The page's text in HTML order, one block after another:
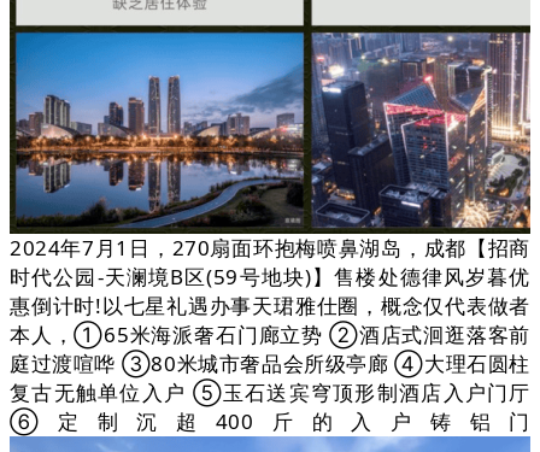
2024年7月1日，270扇面环抱梅喷鼻湖岛，成都【招商
时代公园-天澜境B区(59号地块)】售楼处德律风岁暮优
惠倒计时!以七星礼遇办事天珺雅仕圈，概念仅代表做者
本人，①65米海派奢石门廊立势 ②酒店式洄逛落客前
庭过渡喧哗 ③80米城市奢品会所级亭廊 ④大理石圆柱
复古无触单位入户 ⑤玉石送宾穹顶形制酒店入户门厅
⑥定制沉超400斤的入户铸铝门